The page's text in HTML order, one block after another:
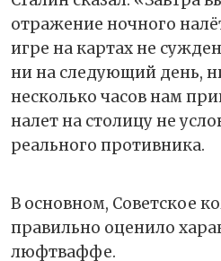
отражение ночного
игре на картах не
ни на следующий день,
несколько часов нам
налет на столицу не
реального противника.
В основном, Советское
правильно оценило
люфтваффе.